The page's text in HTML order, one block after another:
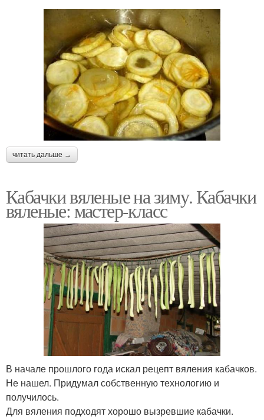
читать дальше →
Кабачки вяленые на зиму. Кабачки
вяленые: мастер-класс
В начале прошлого года искал рецепт вяления кабачков.
Не нашел. Придумал собственную технологию и
получилось.
Для вяления подходят хорошо вызревшие кабачки.